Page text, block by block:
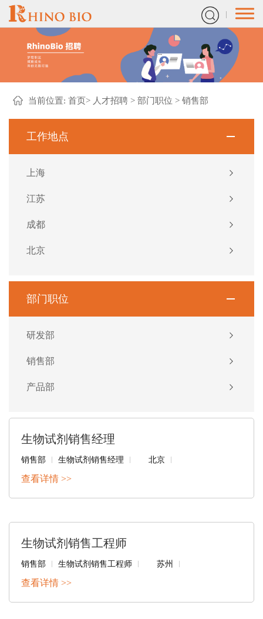
当前位置: 首页> 人才招聘 > 部门职位 > 销售部
工作地点
上海
江苏
成都
北京
部门职位
研发部
销售部
产品部
生物试剂销售经理
销售部 生物试剂销售经理 北京
查看详情 >>
生物试剂销售工程师
销售部 生物试剂销售工程师 苏州
查看详情 >>